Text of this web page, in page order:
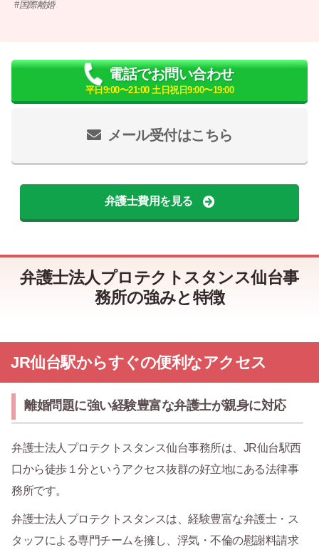
国際離婚
メール受付はこちら
電話でお問い合わせ
平日9:00〜21:00 土日祝日9:00〜19:00
弁護士費用を見る
弁護士法人プロテクトスタンス仙台事
務所の強みと特徴
JR仙台駅からすぐの便利なアクセス
離婚問題に強い経験豊富な弁護士が親身に対応
弁護士法人プロテクトスタンス仙台事務所は、JR仙台駅西
口から徒歩１分というアクセス抜群の好立地にある法律事
務所です。
弁護士法人プロテクトスタンスは、経験豊富な弁護士・ス
タッフによる専門チームを擁し、浮気・不倫の慰謝料請求